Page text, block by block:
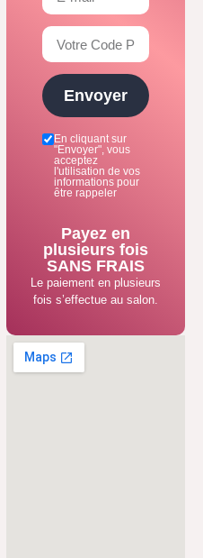
En cliquant sur
"Envoyer", vous
acceptez
l'utilisation de vos
informations pour
être rappeler
Envoyer
Payez en
plusieurs fois
SANS FRAIS
Le paiement en plusieurs
fois s’effectue au salon.